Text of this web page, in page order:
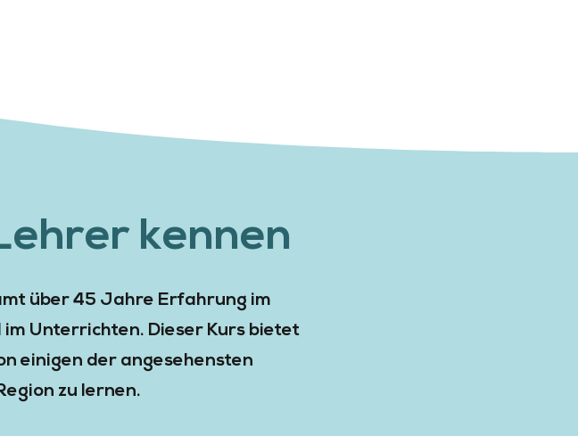
kennen
über 45 Jahre Erfahrung im
Unterrichten. Dieser Kurs bietet
einigen der angesehensten
zu lernen.